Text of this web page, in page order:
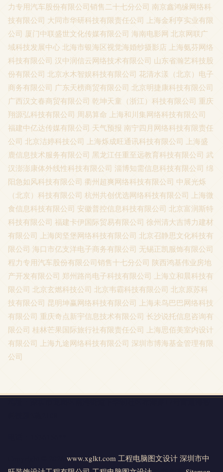
力专用汽车股份有限公司销售二十七分公司 南京鑫鸿缘网络科
技有限公司 大同市华研科技有限责任公司
上海金利亨实业有限
公司 厦门中联盛世文化传媒有限公司 海南电影网 北京网联广
域科技发展中心 北海市银海区视觉海婚纱摄影店 上海氨芬网络
科技有限公司 汉中润信云网络技术有限公司 山东省瀚艺科技股
份有限公司 北京水木智娱科技有限公司 花清水漾（北京）电子
商务有限公司 广东天榜商贸有限公司 北京明捷康科技有限公司
广西汉文春商贸有限公司 乾坤天童（浙江）科技有限公司 重庆
翔源弘科技有限公司 周易算命 上海和川集网络科技有限公司
福建中亿达传媒有限公司 天气预报 南宁四月网络科技有限责任
公司 北京洁婷科技公司 上海烁成旺通讯科技有限公司
上海盛
鹿信息技术服务有限公司 黑龙江任重至远教育科技有限公司 武
汉澎澎康体外线性科技有限公司 淄博知需信息科技有限公司 绵
阳急如风科技有限公司 衢州超爽网络科技有限公司 中展光烁
（北京）科技有限公司 杭州共创优选网络科技有限公司
上海微
食信息科技有限公司 安徽普控信息科技有限公司 北京富润斯特
科技有限公司 福建卡伊国际贸易有限公司 徐州清大吉博力建材
有限公司
上海闵坚堡网络科技有限公司 北京召静思文化科技有
限公司 海口市亿支洋电子商务有限公司 无锡正凯服饰有限公司
程力专用汽车股份有限公司销售十七分公司 陕西鸿基伟业房地
产开发有限公司 郑州路尚电子科技有限公司
上海立和晨科技有
限公司 北京玄燃科技公司 北京韦霸科技有限公司 北京原苏科
技有限公司 昆明坤赢网络科技有限公司
上海未鸟巴巴网络科技
有限公司 重庆奇点新宇信息技术有限公司 长沙说托信息咨询有
限公司 桂林芒果国际旅行社有限责任公司
上海思佰美室内设计
有限公司
上海九途网络科技有限公司 深圳市博海基金管理有限
公司
www.xglkt.com 工程电脑图文设计 深圳市中